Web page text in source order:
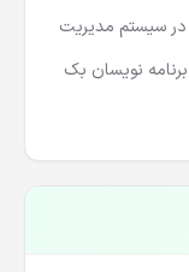
در سیستم مدیریت
نویسان بک